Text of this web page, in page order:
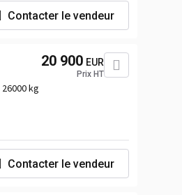
Contacter le vendeur
26000 kg
20 900 EUR
Prix HT
Contacter le vendeur